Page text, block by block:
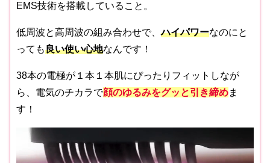
EMS技術を搭載していること。
低周波と高周波の組み合わせで、ハイパワーなのにと
っても良い使い心地なんです！
38本の電極が１本１本肌にぴったりフィットしなが
ら、電気のチカラで顔のゆるみをグッと引き締めま
す！